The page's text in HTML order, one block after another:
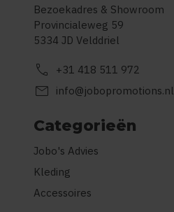
Bezoekadres & Showroom
Provincialeweg 59
5334 JD Velddriel
call +31 418 511 972
mail info@jobopromotions.nl
Categorieën
Jobo's Advies
Kleding
Accessoires